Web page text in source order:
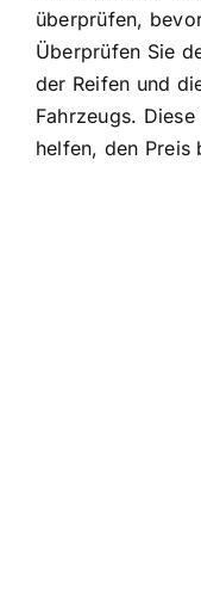
überprüfen,
Überprüfen Sie
der Reifen und
Fahrzeugs.
helfen, den Preis